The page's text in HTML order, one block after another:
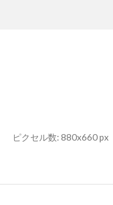
ピクセル数: 880x660 px